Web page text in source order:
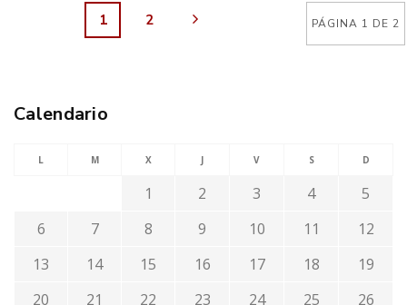
PÁGINA 1 DE 2
1 2
Calendario
L M X J V S D
1 2 3 4
5
6
7 8 9 10 11
12
13
14 15 16 17 18
19
20
21 22 23 24 25
26